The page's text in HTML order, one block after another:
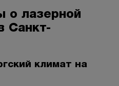
о лазерной
Санкт-
климат на